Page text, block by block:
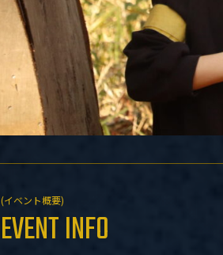
(イベント概要)
EVENT INFO